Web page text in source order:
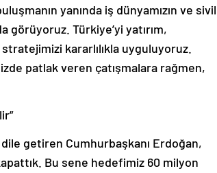
yanında iş dünyamızın ve sivil
görüyoruz. Türkiye’yi yatırım,
kararlılıkla uyguluyoruz.
patlak veren çatışmalara rağmen,
dile getiren Cumhurbaşkanı Erdoğan,
Bu sene hedefimiz 60 milyon